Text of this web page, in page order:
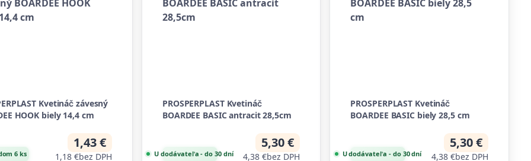
Kvetináč závesný
HOOK biely 14,4 cm
1,43 €
1,18 €bez DPH
6 ks
PROSPERPLAST Kvetináč
BOARDEE BASIC antracit 28,5cm
5,30 €
4,38 €bez DPH
U dodávateľa - do 30 dní
PROSPERPLAST Kvetináč
BOARDEE BASIC biely 28,5 cm
5,30 €
4,38 €bez DPH
U dodávateľa - do 30 dní